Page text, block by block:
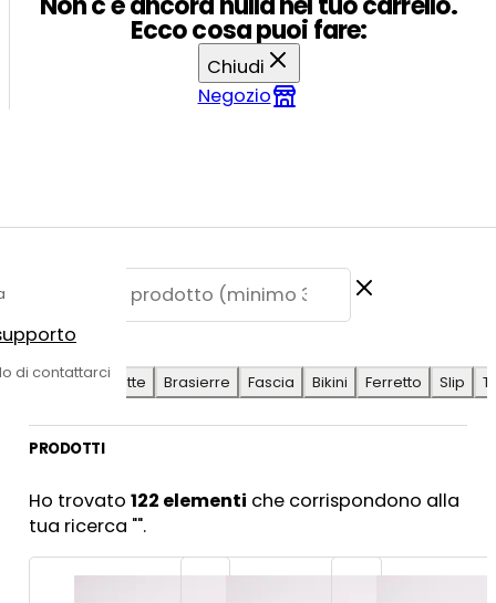
di contattarci
Ecco cosa puoi fare:
Chiudi
Negozio
SUGGERITE
Antilope
Coulotte Brasierre Fascia Bikini Ferretto Slip
PRODOTTI
Ho trovato122 elementi che corrispondono alla
tua ricerca "".